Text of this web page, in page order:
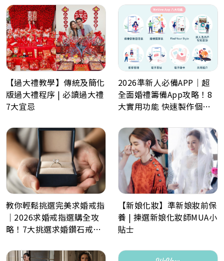
【過大禮教學】傳統及簡化
版過大禮程序 | 必讀過大禮
7大宜忌
2026準新人必備APP｜超
全面婚禮籌備App攻略！8
大實用功能 快速製作個人
數日程表、預算表、婚禮商
戶一鍵查詢
教你輕鬆挑選完美求婚戒指
｜2026求婚戒指選購全攻
略！7大挑選求婚鑽石戒指
【新娘化妝】準新娘妝前保
養 | 揀選新娘化妝師MUA小
貼士